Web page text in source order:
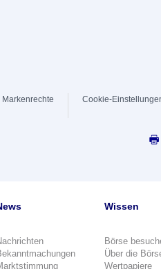
Markenrechte Cookie-
Wissen
Börse
Über die
Wertpapiere